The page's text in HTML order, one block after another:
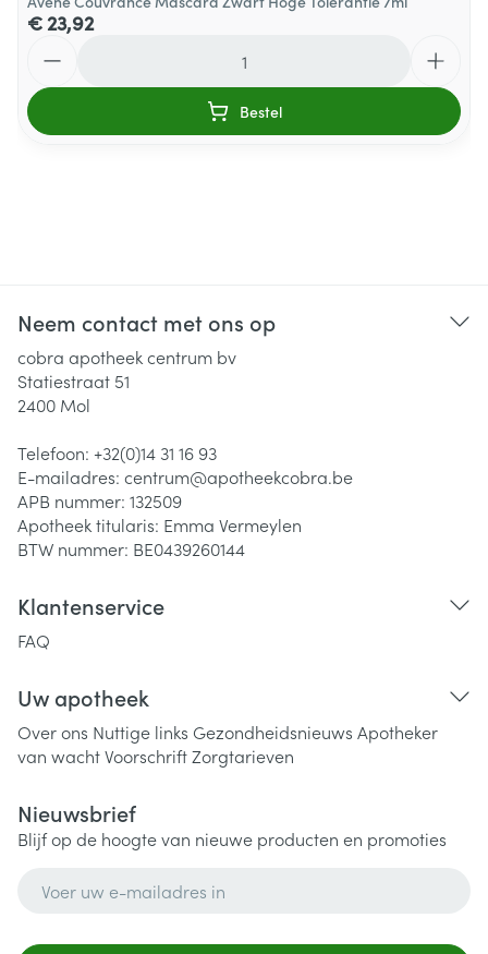
€ 23,92
Bestel
Neem contact met ons op
cobra apotheek centrum bv
Statiestraat 51
2400 Mol
Telefoon: +32(0)14 31 16 93
E-mailadres: centrum@apotheekcobra.be
APB nummer: 132509
Apotheek titularis: Emma Vermeylen
BTW nummer: BE0439260144
Klantenservice
FAQ
Uw apotheek
Over ons Nuttige links Gezondheidsnieuws Apotheker
van wachtVoorschriftZorgtarieven
Nieuwsbrief
Blijf op de hoogte van nieuwe producten en promoties